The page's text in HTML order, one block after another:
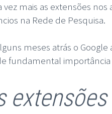
vez mais as extensões
na Rede de Pesquisa.
meses atrás o
fundamental